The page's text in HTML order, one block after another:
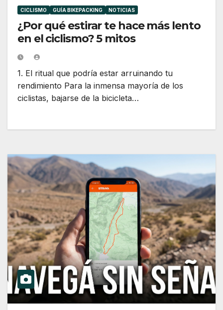
CICLISMO GUÍA BIKEPACKING NOTICIAS
¿Por qué estirar te hace más lento
en el ciclismo? 5 mitos
1. El ritual que podría estar arruinando tu
rendimiento Para la inmensa mayoría de los
ciclistas, bajarse de la bicicleta…